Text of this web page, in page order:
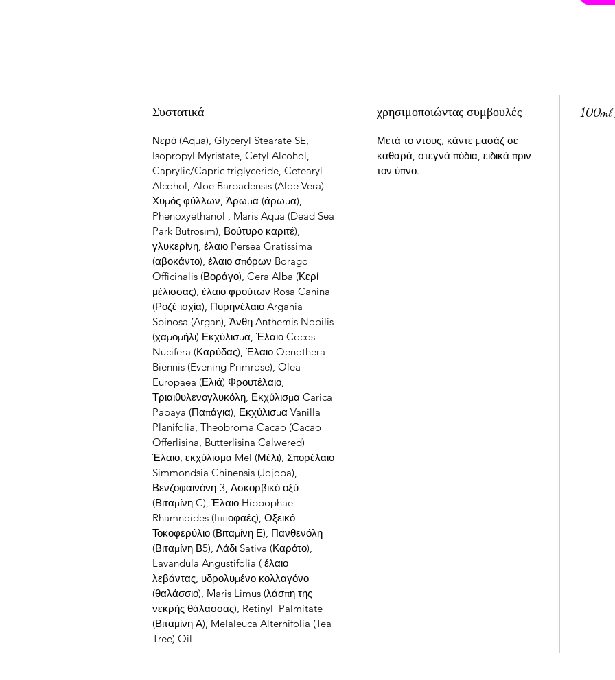
συχνή
Συστατικά
Νερό (Aqua), Glyceryl Stearate SE,
Isopropyl Myristate, Cetyl Alcohol,
Caprylic/Capric triglyceride, Cetearyl
Alcohol, Aloe Barbadensis (Aloe Vera)
Χυμός φύλλων, Άρωμα (άρωμα),
Phenoxyethanol , Maris Aqua (Dead Sea
Park Butrosim), Βούτυρο καριτέ),
γλυκερίνη, έλαιο Persea Gratissima
(αβοκάντο), έλαιο σπόρων Borago
Officinalis (Βοράγο), Cera Alba (Κερί
μέλισσας), έλαιο φρούτων Rosa Canina
(Ροζέ ισχία), Πυρηνέλαιο Argania
Spinosa (Argan), Άνθη Anthemis Nobilis
(χαμομήλι) Εκχύλισμα, Έλαιο Cocos
Nucifera (Καρύδας), Έλαιο Oenothera
Biennis (Evening Primrose), Olea
Europaea (Ελιά) Φρουτέλαιο,
Τριαιθυλενογλυκόλη, Εκχύλισμα Carica
Papaya (Παπάγια), Εκχύλισμα Vanilla
Planifolia, Theobroma Cacao (Cacao
Offerlisina, Butterlisina Calwered)
Έλαιο, εκχύλισμα Mel (Μέλι), Σπορέλαιο
Simmondsia Chinensis (Jojoba),
Βενζοφαινόνη-3, Ασκορβικό οξύ
(Βιταμίνη C), Έλαιο Hippophae
Rhamnoides (Ιπποφαές), Οξεικό
Τοκοφερύλιο (Βιταμίνη Ε), Πανθενόλη
(Βιταμίνη Β5), Λάδι Sativa (Καρότο),
Lavandula Angustifolia ( έλαιο
λεβάντας, υδρολυμένο κολλαγόνο
(θαλάσσιο), Maris Limus (λάσπη της
νεκρής θάλασσας), Retinyl Palmitate
(Βιταμίνη Α), Melaleuca Alternifolia (Tea
Tree) Oil
χρησιμοποιώντας συμβουλές
Μετά το ντους, κάντε μασάζ σε
καθαρά, στεγνά πόδια, ειδικά πριν
τον ύπνο.